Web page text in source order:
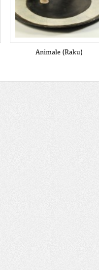
Animale (Raku)